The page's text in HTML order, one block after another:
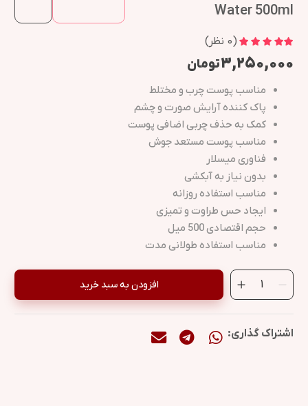
Water 500ml
(
0 نظر)
۳,۲۵۰,۰۰۰تومان
مناسب پوست چرب و مختلط
پاک کننده آرایش صورت و چشم
کمک به حذف چربی اضافی پوست
مناسب پوست مستعد جوش
فناوری میسلار
بدون نیاز به آبکشی
مناسب استفاده روزانه
ایجاد حس طراوت و تمیزی
حجم اقتصادی 500 میل
مناسب استفاده طولانی مدت
افزودن به سبد خرید
اشتراک گذاری: